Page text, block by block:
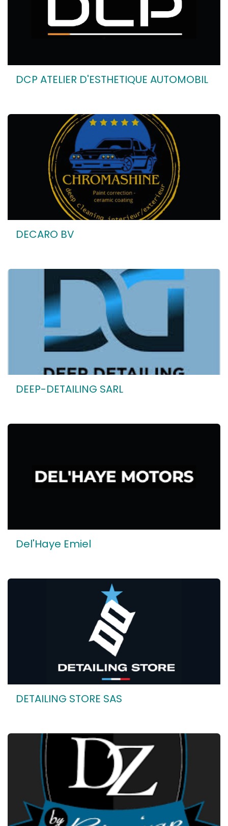
DCP ATELIER D'ESTHETIQUE AUTOMOBIL
DECARO BV
DEEP-DETAILING SARL
Del'Haye Emiel
DETAILING STORE SAS